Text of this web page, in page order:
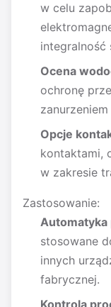
w celu
integralność
Ocena
ochronę
Opcje
kontaktami,
w zakresie
Zastosowanie:
Automatyka
stosowane
innych
fabrycznej.
Kontrola